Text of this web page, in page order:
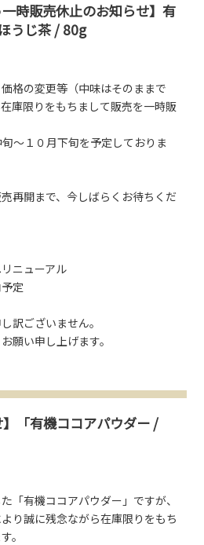
一時販売休止のお知らせ】有
うじ茶 / 80g
格の変更等（中味はそのままで
庫限りをもちまして販売を一時販
～１０月下旬を予定しておりま
再開まで、今しばらくお待ちくだ
ニューアル
定
訳ございません。
願い申し上げます。
】「有機ココアパウダー /
「有機ココアパウダー」ですが、
り誠に残念ながら在庫限りをもち
。